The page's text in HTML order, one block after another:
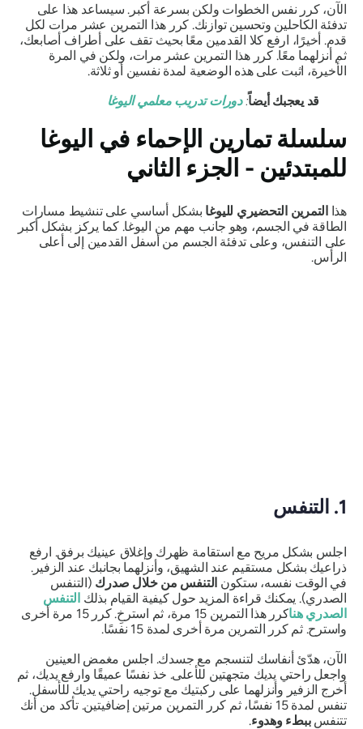
الآن، كرر نفس الخطوات ولكن بسرعة أكبر. سيساعد هذا على
تدفئة الكاحلين وتحسين توازنك. كرر هذا التمرين عشر مرات لكل
قدم. أخيرًا، ارفع كلا القدمين معًا بحيث تقف على أطراف أصابعك،
ثم أنزلهما معًا. كرر هذا التمرين عشر مرات، ولكن في المرة
الأخيرة، اثبت على هذه الوضعية لمدة نفسين أو ثلاثة.
قد يعجبك أيضاً:دورات تدريب معلمي اليوغا
سلسلة تمارين الإحماء في اليوغا
للمبتدئين - الجزء الثاني
هذاالتمرين التحضيري لليوغابشكل أساسي على تنشيط مسارات
الطاقة في الجسم، وهو جانب مهم من اليوغا. كما يركز بشكل أكبر
على التنفس، وعلى تدفئة الجسم من أسفل القدمين إلى أعلى
الرأس.
اجلس بشكل مريح مع استقامة ظهرك وإغلاق عينيك برفق. ارفع
ذراعيك بشكل مستقيم عند الشهيق، وأنزلهما بجانبك عند الزفير.
في الوقت نفسه، ستكونالتنفس من خلال صدرك(التنفس
الصدري). يمكنك قراءة المزيد حول كيفية القيام بذلكالتنفس
الصدريهنا
كرر هذا التمرين 15 مرة، ثم استرخِ. كرر 15 مرة أخرى
واسترح. ثم كرر التمرين مرة أخرى لمدة 15 نفسًا.
الآن، هدّئ أنفاسك لتنسجم مع جسدك. اجلس مغمض العينين
واجعل راحتي يديك متجهتين للأعلى. خذ نفسًا عميقًا وارفع يديك، ثم
أخرج الزفير وأنزلهما على ركبتيك مع توجيه راحتي يديك للأسفل.
تنفس لمدة 15 نفسًا، ثم كرر التمرين مرتين إضافيتين. تأكد من أنك
تتنفس ببطء وهدوء.